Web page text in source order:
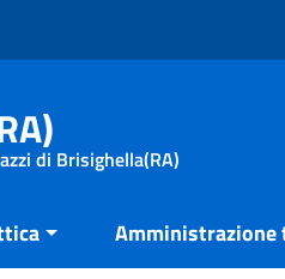
di Brisighella(RA)
Amministrazione